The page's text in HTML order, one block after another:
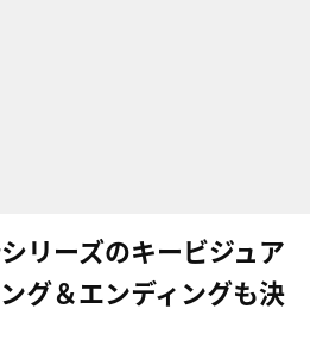
リーズのキービジュア
グ＆エンディングも決